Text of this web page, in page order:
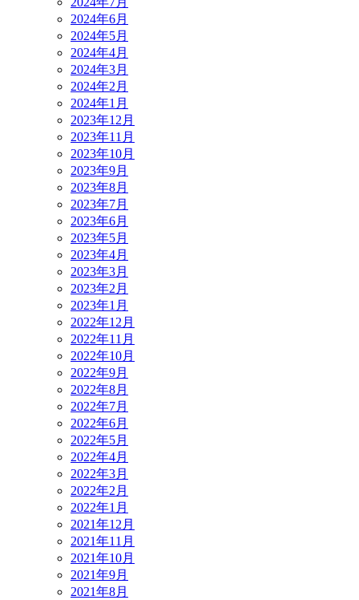
2024年6月
2024年5月
2024年4月
2024年3月
2024年2月
2024年1月
2023年12月
2023年11月
2023年10月
2023年9月
2023年8月
2023年7月
2023年6月
2023年5月
2023年4月
2023年3月
2023年2月
2023年1月
2022年12月
2022年11月
2022年10月
2022年9月
2022年8月
2022年7月
2022年6月
2022年5月
2022年4月
2022年3月
2022年2月
2022年1月
2021年12月
2021年11月
2021年10月
2021年9月
2021年8月